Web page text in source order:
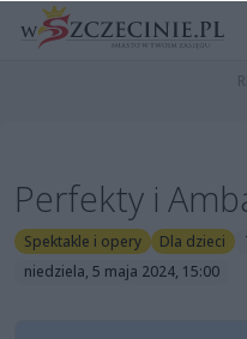
Perfekty i
Spektakle i opery Dla dzieci
niedziela, 5 maja 2024, 15:00